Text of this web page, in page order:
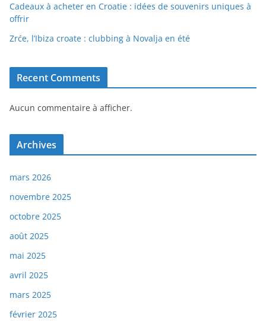
Cadeaux à acheter en Croatie : idées de souvenirs uniques à
offrir
Zrće, l’Ibiza croate : clubbing à Novalja en été
Recent Comments
Aucun commentaire à afficher.
Archives
mars 2026
novembre 2025
octobre 2025
août 2025
mai 2025
avril 2025
mars 2025
février 2025